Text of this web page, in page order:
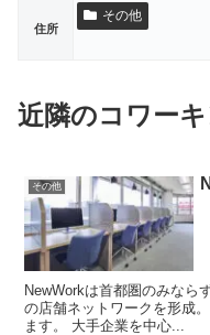
住所
その他
近隣のコワー
その他
NewWorkは首都圏のみなら
の店舗ネットワークを形成
ます。 大手企業を中心...